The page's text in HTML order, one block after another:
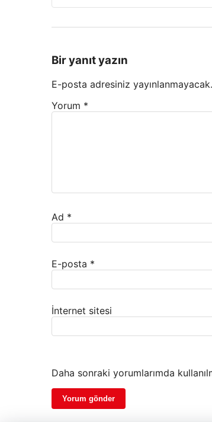
Bir yanıt yazın
E-posta adresiniz yayınlanmayacak.
Yorum *
Ad *
E-posta *
İnternet sitesi
Daha sonraki yorumlarımda